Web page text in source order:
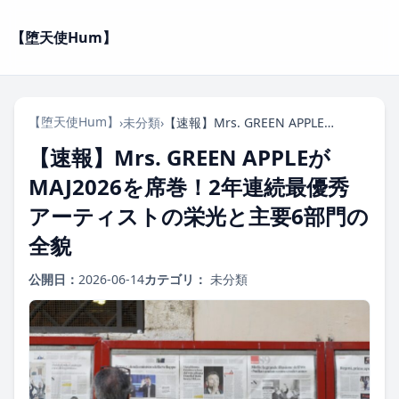
【堕天使Hum】
【堕天使Hum】 ›未分類› 【速報】Mrs. GREEN APPLEがMAJ2026を席巻！2年連続最優秀アーティストの栄光と主要6部門の全貌
【速報】Mrs. GREEN APPLEが
MAJ2026を席巻！2年連続最優秀
アーティストの栄光と主要6部門の
全貌
公開日： 2026-06-14カテゴリ： 未分類